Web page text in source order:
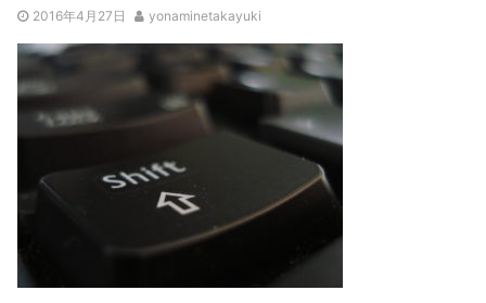
2016年4月27日 yonaminetakayuki